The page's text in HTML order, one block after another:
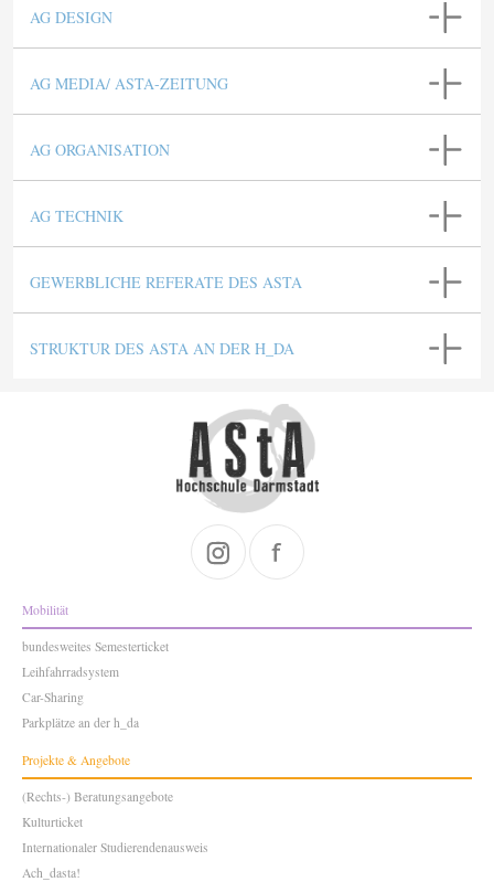
AG DESIGN
AG MEDIA/ ASTA-ZEITUNG
AG ORGANISATION
AG TECHNIK
GEWERBLICHE REFERATE DES ASTA
STRUKTUR DES ASTA AN DER H_DA
Mobilität
bundesweites Semesterticket
Leihfahrradsystem
Car-Sharing
Parkplätze an der h_da
Projekte & Angebote
(Rechts-) Beratungsangebote
Kulturticket
Internationaler Studierendenausweis
Ach_dasta!